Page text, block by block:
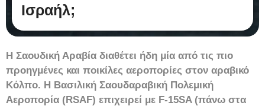
Ισραήλ;
Η Σαουδική Αραβία διαθέτει ήδη μία από τις πιο
προηγμένες και ποικίλες αεροπορίες στον αραβικό
Κόλπο. Η Βασιλική Σαουδαραβική Πολεμική
Αεροπορία (RSAF) επιχειρεί με F-15SA (πάνω στα